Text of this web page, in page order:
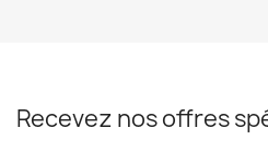
Recevez nos offres